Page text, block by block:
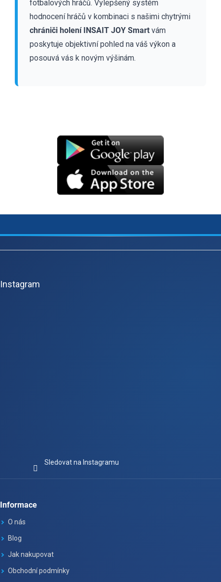
fotbalových hráčů. Vylepšený systém
hodnocení hráčů v kombinaci s našimi chytrými
chrániči holení INSAIT JOY Smart vám
poskytuje objektivní pohled na váš výkon a
posouvá vás k novým výšinám.
Z
Instagram
Sledovat na Instagramu
Informace
O nás
Blog
Jak nakupovat
Obchodní podmínky